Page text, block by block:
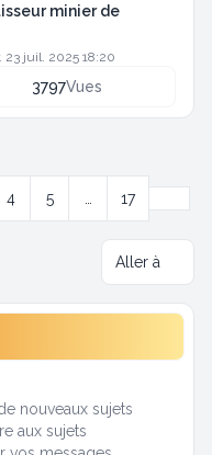
minier de
23 juil. 2025 18:20
3797Vues
4 5 17
Aller à
nouveaux sujets
aux sujets